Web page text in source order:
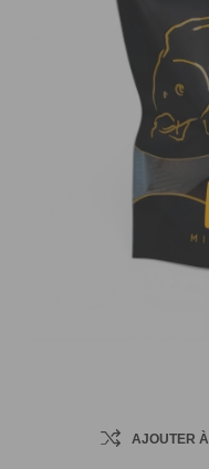
AJOUTER